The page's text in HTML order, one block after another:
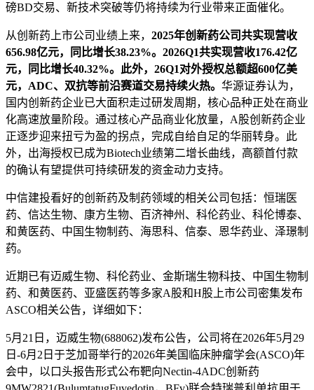
磅BD交易、新技术突破等仍将持续为行业带来正面催化。
从创新药上市公司业绩上来， 2025年创新药公司共实现营收
656.98亿元，同比增长38.23%。2026Q1共实现营收176.42亿
元，同比增长40.32%。此外，26Q1对外授权总额超600亿美
元，ADC、双抗等前沿赛道交易持续火热。 华源证券认为，
国内创新药企业已大面积走过研发周期，核心品种正处在商业
化高速放量阶段。通过核心产品商业化放量，A股创新药企业
正逐步迎来扭亏为盈的拐点，完成自给自足的华丽转身。此
外，出海授权已成为Biotech业绩第二增长曲线，高额首付款
的确认有望提供可持续研发的资金动力支持。
中信建投看好的创新药及制药领域的相关公司包括：恒瑞医
药、信达生物、康方生物、百济神州、科伦药业、科伦博泰、
和黄医药、中国生物制药、海思科、信泰、恩华药业、泽璟制
药。
近期已有迈威生物、科伦药业、金斯瑞生物科技、中国生物制
药、和黄医药、亚盛医药等多家A股和H股上市公司密集发布
ASCO相关公告，详细如下：
5月21日，迈威生物(688062)发布公告，公司将在2026年5月29
日-6月2日于芝加哥举行的2026年美国临床肿瘤学会(ASCO)年
会中，以口头报告形式公布靶向Nectin-4ADC创新药